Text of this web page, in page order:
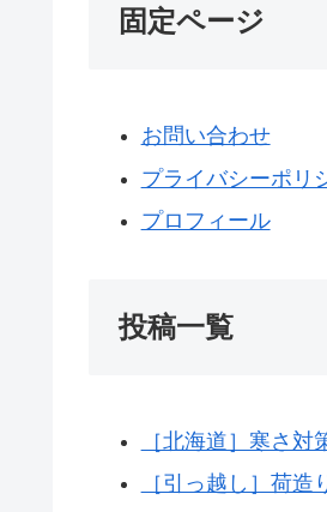
固定ページ
お問い合わせ
プライバシーポリ
プロフィール
投稿一覧
［北海道］寒さ対
［引っ越し］荷